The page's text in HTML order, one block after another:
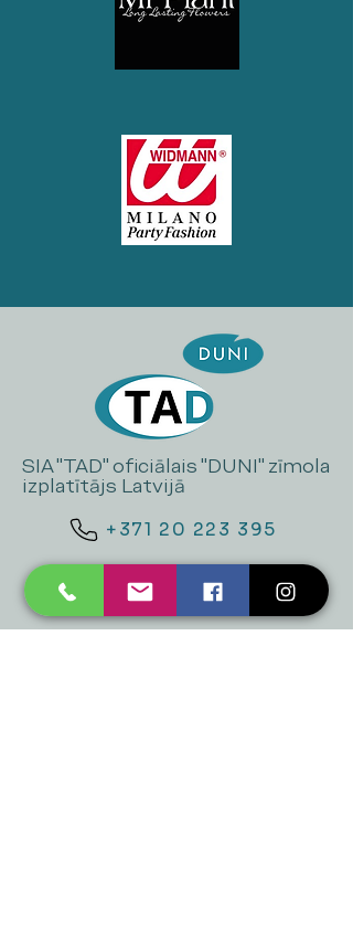
SIA "TAD" oficiālais "DUNI" zīmola
izplatītājs Latvijā
+371 20 223 395
mukusalas@tad.lv